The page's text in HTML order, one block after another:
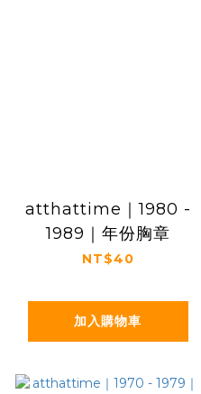
atthattime｜1980 -
1989｜年份胸章
NT$40
加入購物車